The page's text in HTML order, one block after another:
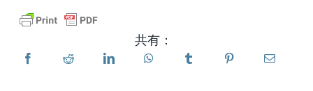
製品
イベント
共有：